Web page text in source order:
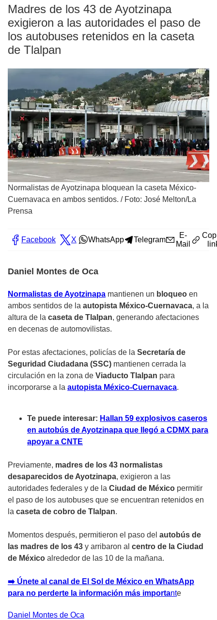
Madres de los 43 de Ayotzinapa
exigieron a las autoridades el paso de
los autobuses retenidos en la caseta
de Tlalpan
Normalistas de Ayotzinapa bloquean la caseta México-
Cuernavaca en ambos sentidos. / Foto: José Melton/La
Prensa
Facebook X WhatsApp Telegram
E-
Mail
Daniel Montes de Oca
Normalistas de Ayotzinapa mantienen un bloqueo en
ambos sentidos de la autopista México-Cuernavaca, a la
altura de la caseta de Tlalpan, generando afectaciones
en decenas de automovilistas.
Por estas afectaciones, policías de la Secretaría de
Seguridad Ciudadana (SSC) mantienen cerrada la
circulación en la zona de Viaducto Tlalpan para
incorporarse a la autopista México-Cuernavaca.
Te puede interesar: Hallan 59 explosivos caseros
en autobús de Ayotzinapa que llegó a CDMX para
apoyar a CNTE
Previamente, madres de los 43 normalistas
desaparecidos de Ayotzinapa, exigieron a las
autoridades federales y de la Ciudad de México permitir
el paso de los autobuses que se encuentran retenidos en
la caseta de cobro de Tlalpan.
Momentos después, permitieron el paso del autobús de
las madres de los 43 y arribaron al centro de la Ciudad
de México alrededor de las 10 de la mañana.
➡️ Únete al canal de El Sol de México en WhatsApp
para no perderte la información más importante
Daniel Montes de Oca